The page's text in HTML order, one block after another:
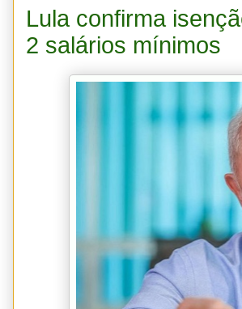
Lula confirma
2 salários mínimos